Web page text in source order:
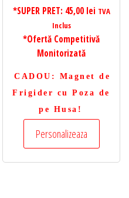
*SUPER PRET: 45,00 lei TVA
Inclus
*Ofertă Competitivă
Monitorizată
CADOU : Magnet de
Frigider cu Poza de
pe Husa!
Personalizeaza